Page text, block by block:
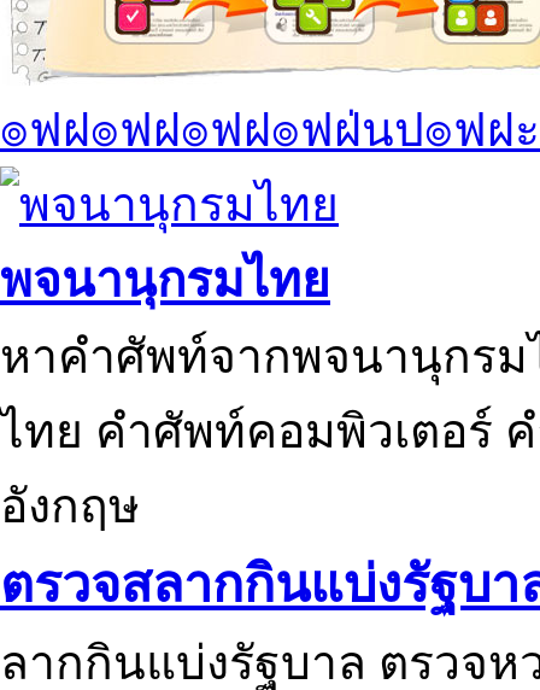
๏ฟฝ๏ฟฝ๏ฟฝ๏ฟฝ่นป๏ฟฝ
พจนานุกรมไทย
หาคำศัพท์จากพจนานุกรม
ไทย คำศัพท์คอมพิวเตอร์
อังกฤษ
ตรวจสลากกินแบ่งรัฐบา
ลากกินแบ่งรัฐบาล ตรวจ